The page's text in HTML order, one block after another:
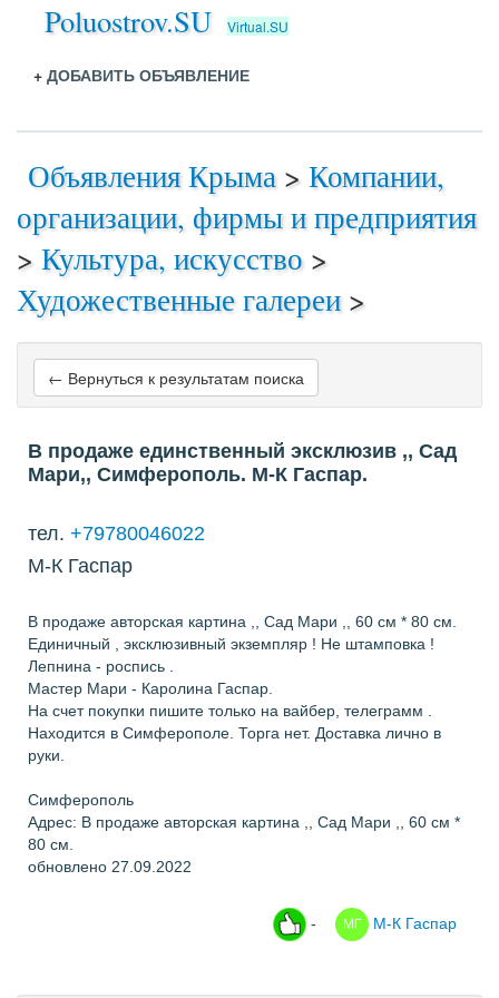
Poluostrov.SU Virtual.SU
+ ДОБАВИТЬ ОБЪЯВЛЕНИЕ
Объявления Крыма > Компании,
организации, фирмы и предприятия
> Культура, искусство >
Художественные галереи >
← Вернуться к результатам поиска
В продаже единственный эксклюзив ,, Сад
Мари,, Симферополь. М-К Гаспар.
тел. +79780046022
М-К Гаспар
В продаже авторская картина ,, Сад Мари ,, 60 см * 80 см.
Единичный , эксклюзивный экземпляр ! Не штамповка !
Лепнина - роспись .
Мастер Мари - Каролина Гаспар.
На счет покупки пишите только на вайбер, телеграмм .
Находится в Симферополе. Торга нет. Доставка лично в
руки.
Симферополь
Адрес: В продаже авторская картина ,, Сад Мари ,, 60 см *
80 см.
обновлено 27.09.2022
- М-К Гаспар